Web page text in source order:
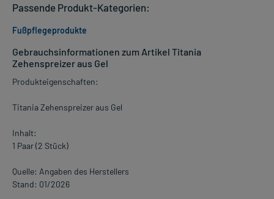
Gebrauchsinformationen zum Artikel Titania
Zehenspreizer aus Gel
Produkteigenschaften:
Titania Zehenspreizer aus Gel
Inhalt:
1 Paar (2 Stück)
Quelle: Angaben des Herstellers
Stand: 01/2026
Passende Produkt-Kategorien:
Fußpflegeprodukte